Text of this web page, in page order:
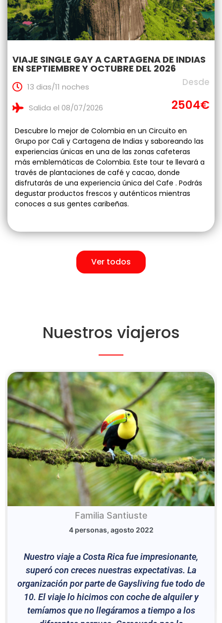
VIAJE SINGLE GAY A CARTAGENA DE INDIAS
EN SEPTIEMBRE Y OCTUBRE DEL 2026
13 dias/11 noches
Salida el 08/07/2026
Desde
2504€
Descubre lo mejor de Colombia en un Circuito en
Grupo por Cali y Cartagena de Indias y saboreando las
experiencias únicas en una de las zonas cafeteras
más emblemáticas de Colombia. Este tour te llevará a
través de plantaciones de café y cacao, donde
disfrutarás de una experiencia única del Cafe . Podrás
degustar productos frescos y auténticos mientras
conoces a sus gentes caribeñas.
Ver todos
Nuestros viajeros
Nuestro viaje a Costa Rica fue impresionante,
superó con creces nuestras expectativas. La
organización por parte de Gaysliving fue todo de
10. El viaje lo hicimos con coche de alquiler y
temíamos que no llegáramos a tiempo a los
Familia Santiuste
4 personas, agosto 2022